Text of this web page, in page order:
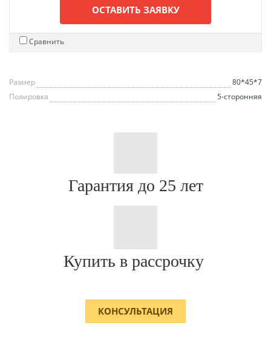
ОСТАВИТЬ ЗАЯВКУ
Сравнить
Размер
80*45*7
Полировка
5-сторонняя
Гарантия до 25 лет
Купить в рассрочку
КОНСУЛЬТАЦИЯ